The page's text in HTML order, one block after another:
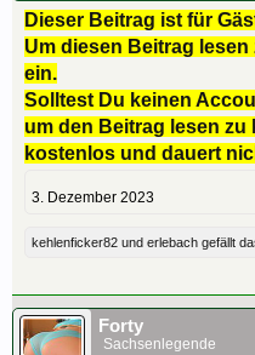
Dieser Beitrag ist für
Um diesen Beitrag
ein.
Solltest Du keinen
um den Beitrag lesen
kostenlos und dauert
3. Dezember 2023
kehlenficker82 und erlebach gefällt
Forty
Sachsenlegende